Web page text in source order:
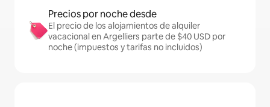
Precios por noche desde
El precio de los alojamientos de alquiler
vacacional en Argelliers parte de $40 USD por
noche (impuestos y tarifas no incluidos)